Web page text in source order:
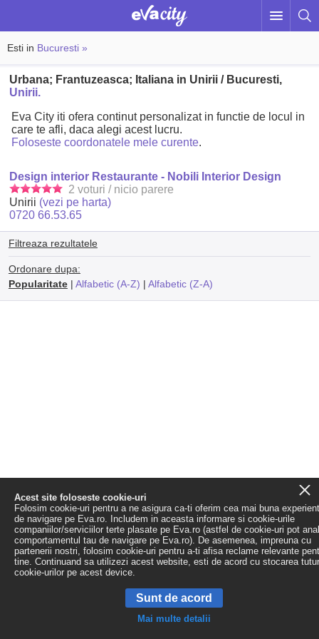
Esti in Bucuresti »
Urbana; Frantuzeasca; Italiana in Unirii / Bucuresti,
Unirii.
Eva City iti ofera continut personalizat in functie de locul in
care te afli, daca alegi acest lucru.
Foloseste coordonatele mele curente.
Design interior Restaurante - Nobili Interior Design
2 voturi / nicio parere
Unirii (vezi pe harta)
0720 66.53.65
Filtreaza rezultatele
Ordonare dupa:
Popularitate| Alfabetic (A-Z) | Alfabetic (Z-A)
Acest site foloseste cookie-uri
Folosim cookie-uri pentru a ne asigura ca-ti oferim cea mai buna
de navigare pe Eva.ro. Includem in aceasta informare si cookie-urile
companiilor/serviciilor terte plasate pe Eva.ro (astfel de cookie-uri pot
comportamentul tau de navigare pe Eva.ro). De asemenea, impreuna cu
partenerii nostri, folosim cookie-uri pentru a-ti afisa reclame relevante
tine. Continuand sa utilizezi acest website, esti de acord cu stocarea
cookie-urilor pe acest device.
Sunt de acord
Mai multe detalii